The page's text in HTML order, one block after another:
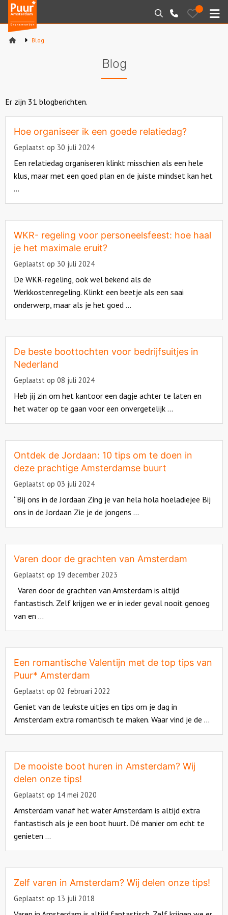
Puur*
Amsterdam
bedrijfsuitjes
Zoeken
020-
6260016
Bewaarde
uitjes
Arrangementen
Rondleidingen
Locaties
Over ons
Blog
Blog
Er zijn 31 blogberichten.
Hoe organiseer ik een goede relatiedag?
Geplaatst op 30 juli 2024
Een relatiedag organiseren klinkt misschien als een hele
klus, maar met een goed plan en de juiste mindset kan het
...
more
about
WKR- regeling voor personeelsfeest: hoe haal
je het maximale eruit?
Geplaatst op 30 juli 2024
De WKR-regeling, ook wel bekend als de
Werkkostenregeling. Klinkt een beetje als een saai
onderwerp, maar als je het goed ...
more
about
De beste boottochten voor bedrijfsuitjes in
Nederland
Geplaatst op 08 juli 2024
Heb jij zin om het kantoor een dagje achter te laten en
het water op te gaan voor een onvergetelijk ...
more
about
Ontdek de Jordaan: 10 tips om te doen in
deze prachtige Amsterdamse buurt
Geplaatst op 03 juli 2024
“Bij ons in de Jordaan Zing je van hela hola hoeladiejee Bij
ons in de Jordaan Zie je de jongens ...
more
about
Varen door de grachten van Amsterdam
Geplaatst op 19 december 2023
Varen door de grachten van Amsterdam is altijd
fantastisch. Zelf krijgen we er in ieder geval nooit genoeg
van en ...
more
about
Een romantische Valentijn met de top tips van
Puur* Amsterdam
Geplaatst op 02 februari 2022
Geniet van de leukste uitjes en tips om je dag in
Amsterdam extra romantisch te maken. Waar vind je de ...
more
about
De mooiste boot huren in Amsterdam? Wij
delen onze tips!
Geplaatst op 14 mei 2020
Amsterdam vanaf het water Amsterdam is altijd extra
fantastisch als je een boot huurt. Dé manier om echt te
genieten ...
more
about
Zelf varen in Amsterdam? Wij delen onze tips!
Geplaatst op 13 juli 2018